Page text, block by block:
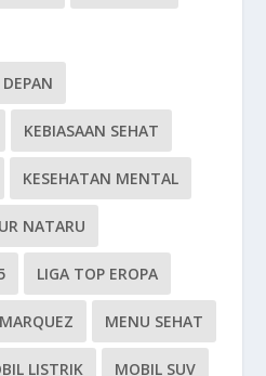
KEBIASAAN SEHAT
KESEHATAN MENTAL
NATARU
LIGA TOP EROPA
MENU SEHAT
LISTRIK MOBIL SUV